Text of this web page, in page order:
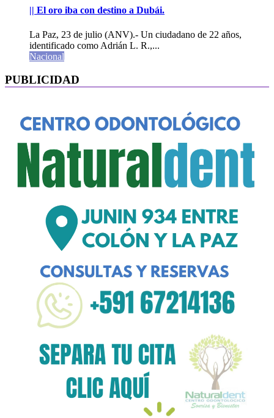
|| El oro iba con destino a Dubái.
La Paz, 23 de julio (ANV).- Un ciudadano de 22 años,
identificado como Adrián L. R.,...
Nacional
PUBLICIDAD